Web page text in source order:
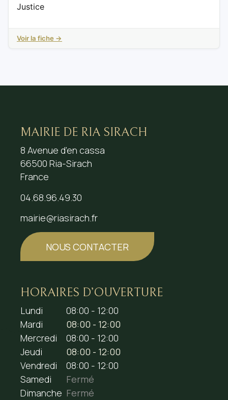
Justice
Voir la fiche →
MAIRIE DE RIA SIRACH
8 Avenue d’en cassa
66500 Ria-Sirach
France
04.68.96.49.30
mairie@riasirach.fr
NOUS CONTACTER
HORAIRES D’OUVERTURE
Lundi
08:00 - 12:00
Mardi
08:00 - 12:00
Mercredi
08:00 - 12:00
Jeudi
08:00 - 12:00
Vendredi
08:00 - 12:00
Samedi
Fermé
Dimanche Fermé